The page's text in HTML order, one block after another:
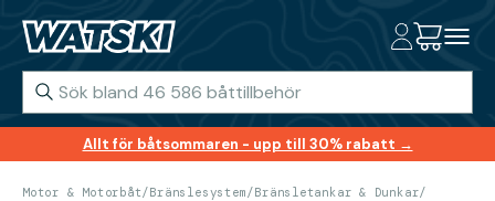
Allt för båtsommaren - upp till 30% rabatt →
Motor & Motorbåt/Bränslesystem/Bränsletankar & Dunkar/